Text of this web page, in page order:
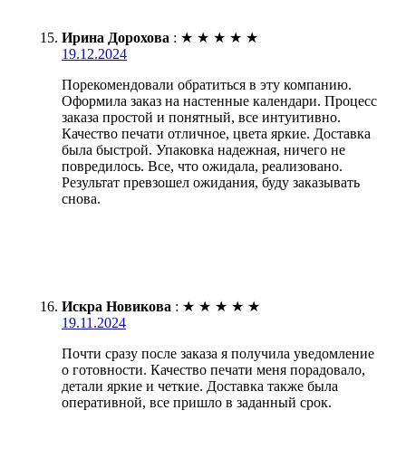
Ирина Дорохова : ★ ★ ★ ★ ★
19.12.2024
Порекомендовали обратиться в эту компанию.
Оформила заказ на настенные календари. Процесс
заказа простой и понятный, все интуитивно.
Качество печати отличное, цвета яркие. Доставка
была быстрой. Упаковка надежная, ничего не
повредилось. Все, что ожидала, реализовано.
Результат превзошел ожидания, буду заказывать
снова.
Искра Новикова : ★ ★ ★ ★ ★
19.11.2024
Почти сразу после заказа я получила уведомление
о готовности. Качество печати меня порадовало,
детали яркие и четкие. Доставка также была
оперативной, все пришло в заданный срок.